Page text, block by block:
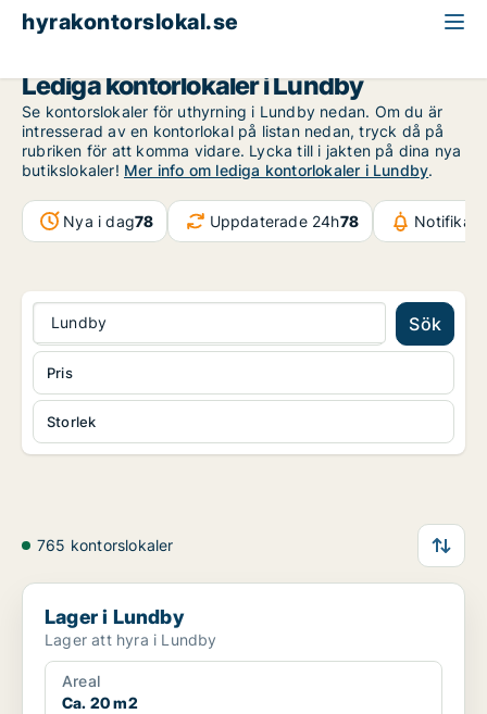
hyrakontorslokal.se
Lediga kontorlokaler i Lundby
Se kontorslokaler för uthyrning i Lundby nedan. Om du är
intresserad av en kontorlokal på listan nedan, tryck då på
rubriken för att komma vidare. Lycka till i jakten på dina nya
butikslokaler! Mer info om lediga kontorlokaler i Lundby.
Nya i dag78 Uppdaterade 24h78
Lundby Sök
Storlek
Pris
765 kontorslokaler
Lager i Lundby
Lager i Lundby
Lager att hyra i Lundby
Areal
Ca. 20 m2